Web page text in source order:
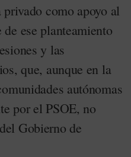
como apoyo al
ese planteamiento
y las
que, aunque en la
autónomas
por el PSOE, no
Gobierno de